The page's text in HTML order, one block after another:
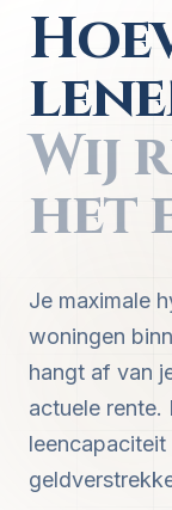
Wij
het
Je maximale
woningen
hangt af van
actuele